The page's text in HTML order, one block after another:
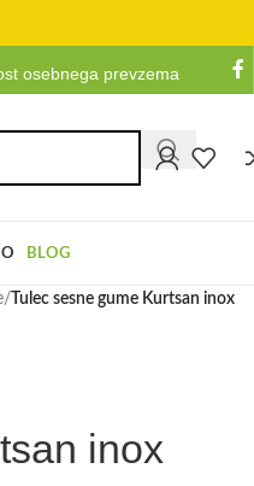
osebnega prevzema
BLOG
/ Tulec sesne gume Kurtsan inox
inox